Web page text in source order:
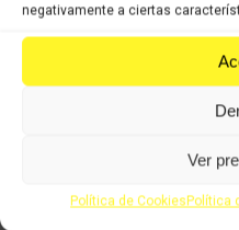
negativamente a ciertas
Ver
Política de CookiesPolítica
Share this product